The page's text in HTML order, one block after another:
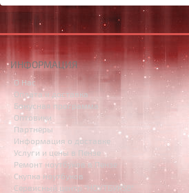
ИНФОРМАЦИЯ
О Нас
Оплата и доставка
Бонусная программа
Оптовики
Партнёры
Информация о доставке
Услуги и цены в Пензе
Ремонт ноутбуков в Пензе
Скупка ноутбуков
Сервисный центр "НОУТБУК58"